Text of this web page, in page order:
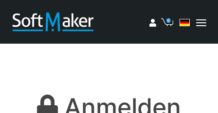
Mein Konto